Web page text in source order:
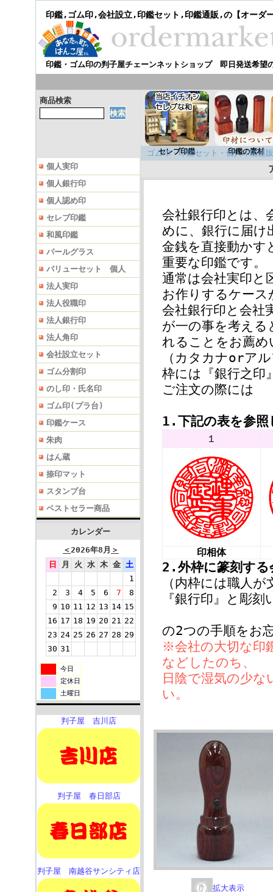
印鑑,ゴム印,会社設立,印鑑セット,印鑑通販,の【オーダ
印鑑・ゴム印の判子屋チェーンネットショップ 即日発送希望
商品検索
個人実印
個人銀行印
個人認め印
セレブ印鑑
和風印鑑
パールグラス
バリューセット 個人
法人実印
法人役職印
法人銀行印
法人角印
会社設立セット
ゴム分割印
のし印・氏名印
ゴム印(プラ台)
印鑑ケース
朱肉
はん蔵
捺印マット
スタンプ台
ベストセラー商品
カレンダー
＜2026年8月 ＞
日
月 火 水 木 金 土
1
2
3 4 5 6 7
8
9 10 11 12 13 14 15
16 17 18 19 20 21 22
23 24 25 26 27 28 29
30 31
今日
定休日
土曜日
判子屋 吉川店
判子屋 春日部店
判子屋 南越谷サンシティ店
セレブ印鑑 印鑑の素材
ゴム印・印鑑セット・個人印鑑通
会社銀行印とは、
めに、銀行に届け
金銭を直接動かす
重要な印鑑です。
通常は会社実印と
お作りするケース
会社銀行印と会社
が一の事を考える
れることをお薦
（カタカナorア
枠には『銀行之印
ご注文の際には
1.下記の表を参照
１
印相体
2.外枠に篆刻する
（内枠には職人
『銀行印』と彫
の2つの手順をお
※会社の大切な印
などしたのち、
日陰で湿気の少
い。
拡大表示